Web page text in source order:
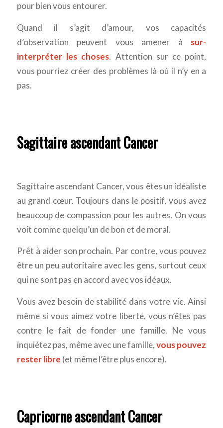
pour bien vous entourer.
Quand il s’agit d’amour, vos capacités
d’observation peuvent vous amener à sur-
interpréter les choses. Attention sur ce point,
vous pourriez créer des problèmes là où il n’y en a
pas.
Sagittaire ascendant Cancer
Sagittaire ascendant Cancer, vous êtes un idéaliste
au grand cœur. Toujours dans le positif, vous avez
beaucoup de compassion pour les autres. On vous
voit comme quelqu’un de bon et de moral.
Prêt à aider son prochain. Par contre, vous pouvez
être un peu autoritaire avec les gens, surtout ceux
qui ne sont pas en accord avec vos idéaux.
Vous avez besoin de stabilité dans votre vie. Ainsi
même si vous aimez votre liberté, vous n’êtes pas
contre le fait de fonder une famille. Ne vous
inquiétez pas, même avec une famille,vous pouvez
rester libre (et même l’être plus encore).
Capricorne ascendant Cancer